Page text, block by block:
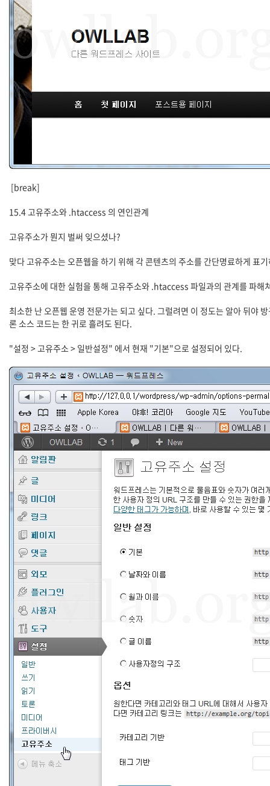
[break]
15.4 고유주소와 .htaccess 의 연인관계
고유주소가 뭔지 벌써 잊으셨나?
맞다 고유주소는 오픈웹을 하기 위해 각 콘텐츠의 주소를 간단명료하게 표
고유주소에 대한 실험을 통해 고유주소와 .htaccess 파일과의 관계를 파해
최소한 난 오픈웹 운영 전문가는 되고 싶다. 그럴려면 이 정도는 알아 뒤야
론 소스 코드는 한 귀로 흘려도 된다.
"설정 > 고유주소 > 일반설정" 에서 현재 "기본"으로 설정되어 있다.